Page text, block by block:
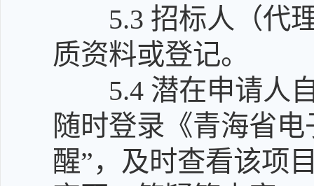
5.3 招标人（代
质资料或登记。
5.4 潜在申请人
随时登录《青海省
醒”，及时查看该项